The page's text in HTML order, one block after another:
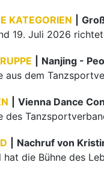
KATEGORIEN
Nanjing -
Vienna Dance
Nachruf von